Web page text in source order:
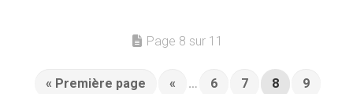
Page 8 sur 11
« Première page « … 6 7 8 9